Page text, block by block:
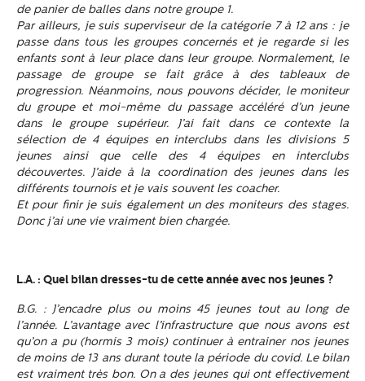
de panier de balles dans notre groupe 1.
Par ailleurs, je suis superviseur de la catégorie 7 à 12 ans : je
passe dans tous les groupes concernés et je regarde si les
enfants sont à leur place dans leur groupe. Normalement, le
passage de groupe se fait grâce à des tableaux de
progression. Néanmoins, nous pouvons décider, le moniteur
du groupe et moi-même du passage accéléré d’un jeune
dans le groupe supérieur.
J’ai fait dans ce contexte la
sélection de 4 équipes en interclubs dans les divisions 5
jeunes ainsi que celle des 4 équipes en interclubs
découvertes. J’aide à la coordination des jeunes dans les
différents tournois et je vais souvent les coacher.
Et pour finir je suis également un des moniteurs des stages.
Donc j’ai une vie vraiment bien chargée.
L.A. : Quel bilan dresses-tu de cette année avec nos jeunes ?
B.G. : J’encadre plus ou moins 45 jeunes tout au long de
l’année. L’avantage avec l’infrastructure que nous avons est
qu’on a pu (hormis 3 mois) continuer à entrainer nos jeunes
de moins de 13 ans durant toute la période du covid. Le bilan
est vraiment très bon. On a des jeunes qui ont effectivement